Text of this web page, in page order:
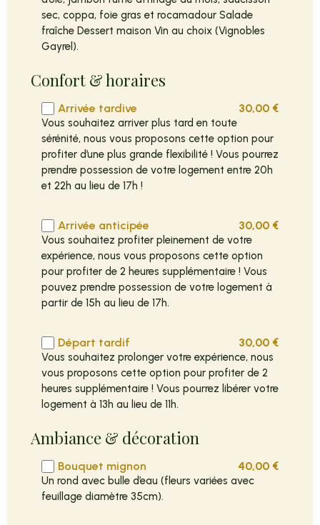
sec, coppa, foie gras et rocamadour Salade
fraîche Dessert maison Vin au choix (Vignobles
Gayrel).
Confort & horaires
Arrivée tardive 30,00 €
Vous souhaitez arriver plus tard en toute
sérénité, nous vous proposons cette option pour
profiter d’une plus grande flexibilité ! Vous pourrez
prendre possession de votre logement entre 20h
et 22h au lieu de 17h !
Arrivée anticipée 30,00 €
Vous souhaitez profiter pleinement de votre
expérience, nous vous proposons cette option
pour profiter de 2 heures supplémentaire ! Vous
pouvez prendre possession de votre logement à
partir de 15h au lieu de 17h.
Départ tardif 30,00 €
Vous souhaitez prolonger votre expérience, nous
vous proposons cette option pour profiter de 2
heures supplémentaire ! Vous pourrez libérer votre
logement à 13h au lieu de 11h.
Ambiance & décoration
Bouquet mignon 40,00 €
Un rond avec bulle d’eau (fleurs variées avec
feuillage diamètre 35cm).